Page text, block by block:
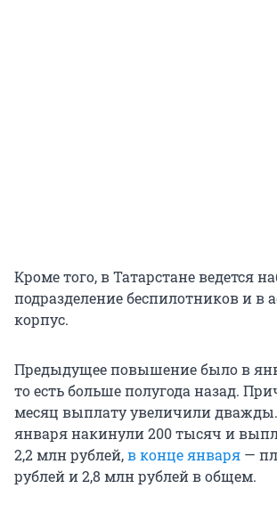
Кроме того, в Татарстане ведется
подразделение беспилотников и в
корпус.
Предыдущее повышение было в
то есть больше полугода назад.
месяц выплату увеличили
января накинули 200 тысяч и
2,2 млн рублей,в конце января —
рублей и 2,8 млн рублей в общем.